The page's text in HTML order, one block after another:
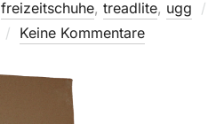
freizeitschuhe, treadlite, ugg
Keine Kommentare